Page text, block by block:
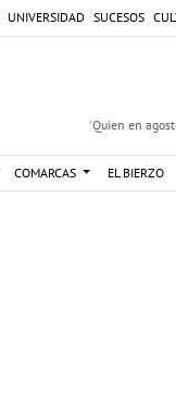
UNIVERSIDAD SUCESOS
'Quien en
COMARCAS EL BIERZO